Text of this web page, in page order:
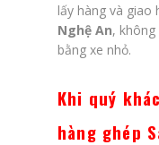
lấy hàng và giao
Nghệ An,
bằng xe nhỏ.
Khi quý
hàng ghép